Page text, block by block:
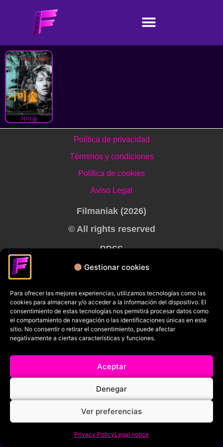
Gestionar cookies
Para ofrecer las mejores experiencias, utilizamos tecnologías como las
cookies para almacenar y/o acceder a la información del dispositivo. El
consentimiento de estas tecnologías nos permitirá procesar datos como
el comportamiento de navegación o las identificaciones únicas en este
sitio. No consentir o retirar el consentimiento, puede afectar
negativamente a ciertas características y funciones.
Aceptar
Denegar
Ver preferencias
Privacy PolicyLegal notice
거미숲
Política de privacidad
Términos y condiciones
Política de cookies
Aviso Legal
Filmaniak (2026)
© All rights reserved
RRSS